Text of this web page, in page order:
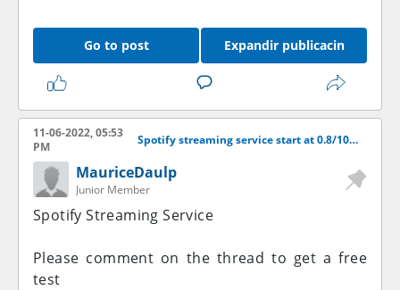
Go to post Expandir publicacin
11-06-2022, 05:53
PM
Spotify streaming service start at 0.8/1000 stream ! Instant shop + more
MauriceDaulp
Junior Member
Spotify Streaming Service
Please comment on the thread to get a free
test